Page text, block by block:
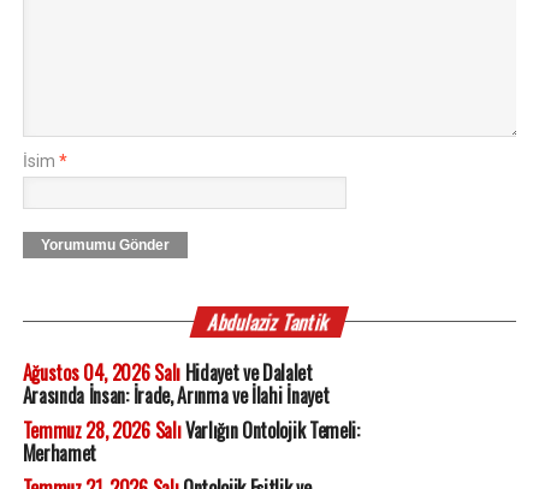
İsim *
Yorumumu Gönder
Abdulaziz Tantik
Ağustos 04, 2026 SalıHidayet ve Dalalet
Arasında İnsan: İrade, Arınma ve İlahi İnayet
Temmuz 28, 2026 SalıVarlığın Ontolojik Temeli:
Merhamet